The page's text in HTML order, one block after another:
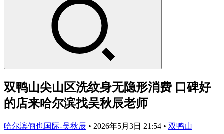
双鸭山尖山区洗纹身无隐形消费 口碑好
的店来哈尔滨找吴秋辰老师
哈尔滨俪也国际-吴秋辰 • 2026年5月3日 21:54 • 双鸭山